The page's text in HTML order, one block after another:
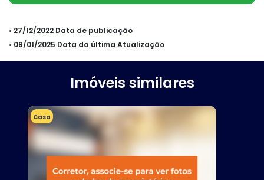
• 27/12/2022 Data de publicação
• 09/01/2025 Data da última Atualização
Imóveis similares
Casa